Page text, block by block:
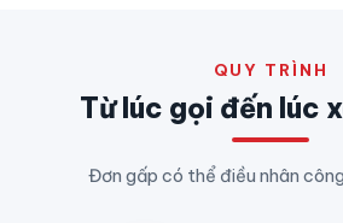
QUY TRÌNH
Từ lúc gọi đến lúc
Đơn gấp có thể điều nhân